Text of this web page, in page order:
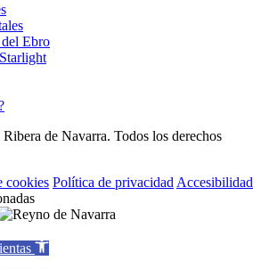
Ebro
de Navarra. Todos los derechos
cookies Política de privacidad Accesibilidad